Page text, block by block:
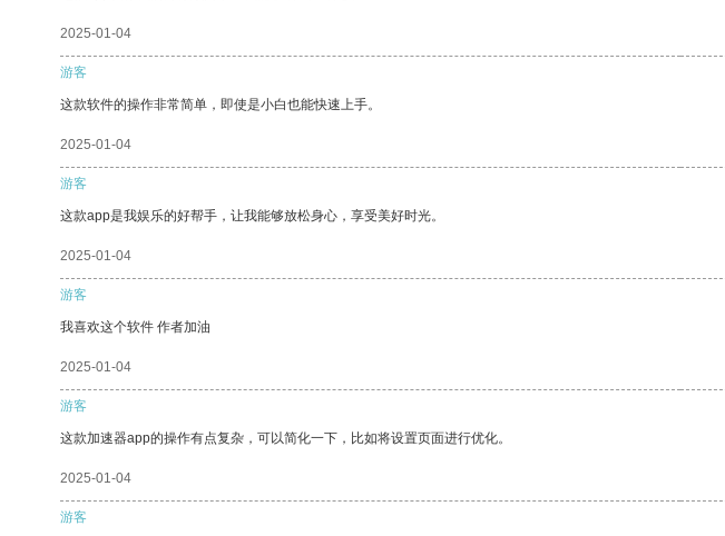
2025-01-04
游客
这款软件的操作非常简单，即使是小白也能快速上手。
2025-01-04
游客
这款app是我娱乐的好帮手，让我能够放松身心，享受美好时光。
2025-01-04
游客
我喜欢这个软件 作者加油
2025-01-04
游客
这款加速器app的操作有点复杂，可以简化一下，比如将设置页面进行优化。
2025-01-04
游客